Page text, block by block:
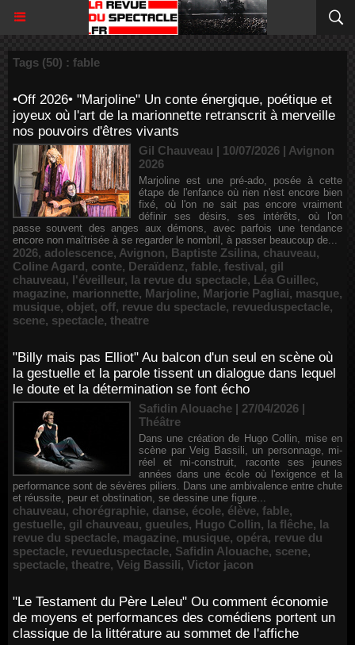
Tags (50) : fable
•Off 2026• "Marjoline" Un conte énergique, poétique et
joyeux où l'art de la marionnette retranscrit à merveille
nos pouvoirs d'êtres vivants
Gil Chauveau | 10/07/2026 | Avignon
2026
Marjoline est une pré-ado, posée à cette
étape de l'enfance où rien n'est encore bien
fixé, où l'on ne sait pas encore vraiment
définir ses désirs, ses intérêts, où l'on
passe souvent des anges aux démons, avec parfois une tendance
encore non maîtrisée à se regarder le nombril, à passer beaucoup de...
2026, adolescence, Avignon, Baptiste Zsilina, chauveau,
Coline Agard, conte, Deraïdenz, fable, festival, gil
chauveau, l'éveilleur, la revue du spectacle, Léa Guillec,
magazine, marionnette, Marjoline, Marjorie Pagliai, masque,
musique, objet, off, revue du spectacle, revueduspectacle,
scene, spectacle, theatre
"Billy mais pas Elliot" Au balcon d'un seul en scène où
la gestuelle et la parole tissent un dialogue dans lequel
le doute et la détermination se font écho
Safidin Alouache | 27/04/2026 |
Théâtre
Dans une création de Hugo Collin, mise en
scène par Veig Bassili, un personnage, mi-
réel et mi-construit, raconte ses jeunes
années dans une école où l'exigence et la
performance sont de sévères piliers. Dans une ambivalence entre chute
et réussite, peur et obstination, se dessine une figure...
chauveau, chorégraphie, danse, école, élève, fable,
gestuelle, gil chauveau, gueules, Hugo Collin, la flêche, la
revue du spectacle, magazine, musique, opéra, revue du
spectacle, revueduspectacle, Safidin Alouache, scene,
spectacle, theatre, Veig Bassili, Victor jacon
"Le Testament du Père Leleu" Ou comment économie
de moyens et performances des comédiens portent un
classique de la littérature au sommet de l'affiche